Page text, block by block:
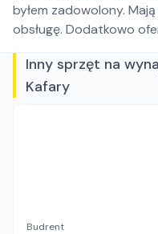
byłem zadowolony.
obsługę. Dodatkowo
Inny sprzęt na
Kafary
Budrent